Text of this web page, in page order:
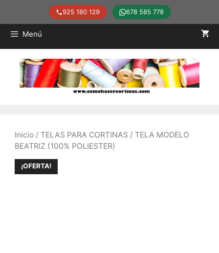
Saltar
contenido
925 180 129 678 585 778
Menú
Inicio / TELAS PARA CORTINAS / TELA MODELO
BEATRIZ (100% POLIESTER)
¡OFERTA!